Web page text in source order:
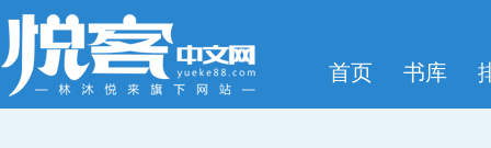
首页 书库